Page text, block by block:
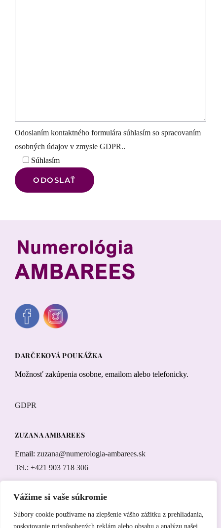
Vážime si vaše súkromie
Súbory cookie používame na zlepšenie vášho zážitku z prehliadania,
poskytovanie prispôsobených reklám alebo obsahu a analýzu našej
Odoslaním kontaktného formulára súhlasím so spracovaním
osobných údajov v zmysle GDPR..
Súhlasím
DARČEKOVÁ POUKÁŽKA
Možnosť zakúpenia osobne, emailom alebo telefonicky.
GDPR
ZUZANA AMBAREES
Email: zuzana@numerologia-ambarees.sk
Tel.: +421 903 718 306
numerológia online